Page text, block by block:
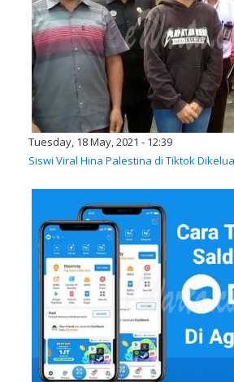
Tuesday, 18 May, 2021 - 12:39
Siswi Viral Hina Palestina di Tiktok